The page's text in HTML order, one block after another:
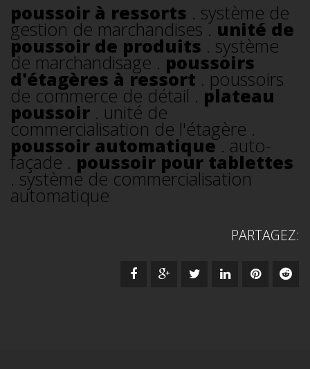
poussoir à ressorts . système de
gestion de marchandises . unité de
poussoir de produits . système
de marchandisage . poussoirs
d'étagères à ressort . poussoirs
de commerce de détail . plateau
poussoir . unité de
commercialisation de l'étagère .
poussoir automatique. auto-
façade . poussoir pour tablettes
. système de commercialisation
automatique
PARTAGEZ: